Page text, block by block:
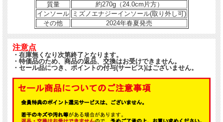
質量
約270g（24.0cm片方）
インソール ミズノエナジーインソール(取り外し可)
その他
2024年春夏発売
注意点
・在庫無くなり次第終了となります。
・特価品のため、商品の返品、交換はお受けできません。
・セール品につき、ポイントの付与(サービス)はございません。